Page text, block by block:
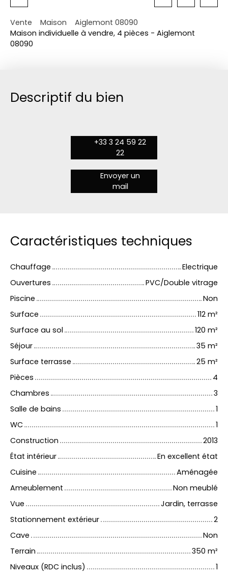
Vente Maison
Aiglemont 08090
Maison individuelle à vendre, 4 pièces - Aiglemont
08090
Descriptif du bien
+33 3 24 59 22
22
Envoyer un
mail
Caractéristiques techniques
Chauffage
Electrique
Ouvertures
PVC/Double vitrage
Piscine
Non
Surface
112 m²
Surface au sol
120 m²
Séjour
35 m²
Surface terrasse
25 m²
Pièces
4
Chambres
3
Salle de bains
1
WC
1
Construction
2013
État intérieur
En excellent état
Cuisine
Aménagée
Ameublement
Non meublé
Vue
Jardin, terrasse
Stationnement extérieur
2
Cave
Non
Terrain
350 m²
Niveaux (RDC inclus)
1